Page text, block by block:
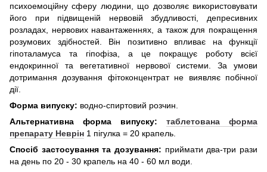
психоемоційну сферу людини, що дозволяє використовувати
його при підвищеній нервовій збудливості, депресивних
розладах, нервових навантаженнях, а також для покращення
розумових здібностей. Він позитивно впливає на функції
гіпоталамуса та гіпофіза, а це покращує роботу всієї
ендокринної та вегетативної нервової системи. За умови
дотримання дозування фітоконцентрат не виявляє побічної
дії.
Форма випуску: водно-спиртовий розчин.
Альтернативна форма випуску: таблетована форма
препарату Неврін 1 пігулка = 20 крапель.
Спосіб застосування та дозування: приймати два-три рази
на день по 20 - 30 крапель на 40 - 60 мл води.